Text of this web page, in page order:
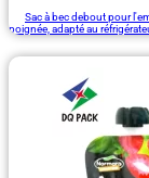
Sac à bec debout pour
poignée, adapté au